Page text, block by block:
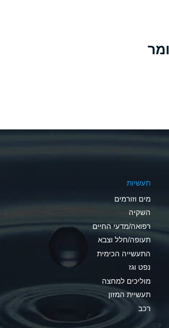
B
D
A
D
תעשיות
מים וזורמים
השקיה
רפואה/מדעי החיים
תעופה/חלל וצבא
התעשייה הכימית
נפט וגז
מוליכים למחצה
תעשיית המזון
רכב